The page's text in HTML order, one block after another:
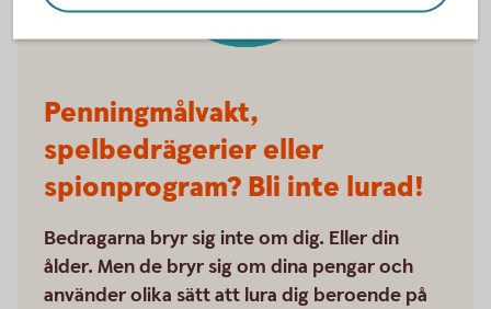
Penningmålvakt,
spelbedrägerier eller
spionprogram? Bli inte lurad!
Bedragarna bryr sig inte om dig. Eller din
ålder. Men de bryr sig om dina pengar och
använder olika sätt att lura dig beroende på